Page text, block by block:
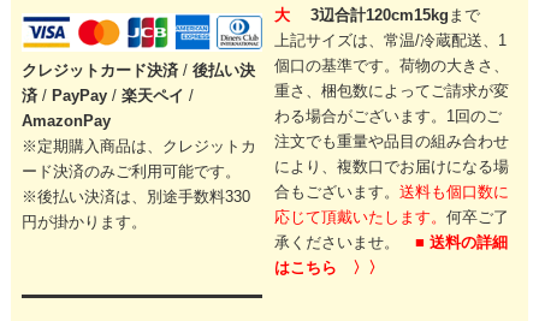
クレジットカード決済 / 後払い決
済/ PayPay/ 楽天ペイ /
AmazonPay
※定期購入商品は、クレジットカ
ード決済のみご利用可能です。
※後払い決済は、別途手数料330
円が掛かります。
大
3辺合計120cm15kg まで
上記サイズは、常温/冷蔵配送、1
個口の基準です。荷物の大きさ、
重さ、梱包数によってご請求が変
わる場合がございます。 1回のご
注文でも重量や品目の組み合わせ
により、複数口でお届けになる場
合もございます。送料も個口数に
応じて頂戴いたします。何卒ご了
承くださいませ。■ 送料の詳細
はこちら 〉〉